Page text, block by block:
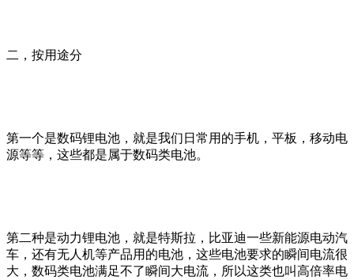
二，按用途分
第一个是数码锂电池，就是我们日常用的手机，平板，移动电
源等等，这些都是属于数码类电池。
第二种是动力锂电池，就是特斯拉，比亚迪一些新能源电动汽
车，还有无人机等产品用的电池，这些电池要求的瞬间电流很
大，数码类电池满足不了瞬间大电流，所以这类也叫高倍率电